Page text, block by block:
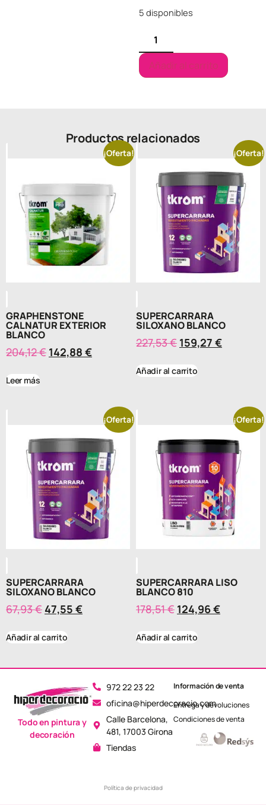
5 disponibles
Añadir al carrito
Productos relacionados
¡Oferta!
GRAPHENSTONE
CALNATUR EXTERIOR
BLANCO
204,12€ 142,88 €
Leer más
¡Oferta!
SUPERCARRARA
SILOXANO BLANCO
227,53€ 159,27 €
Añadir al carrito
¡Oferta!
SUPERCARRARA
SILOXANO BLANCO
67,93€ 47,55 €
Añadir al carrito
¡Oferta!
SUPERCARRARA LISO
BLANCO 810
178,51€ 124,96€
Añadir al carrito
972 22 23 22
oficina@hiperdecoracio.com
Calle Barcelona, ​​
481, 17003 Girona
Tiendas
Política de privacidad
Todo en pintura y
decoración
Información de venta
Entrega y devoluciones
Condiciones de venta